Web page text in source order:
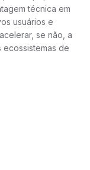
técnica em
usuários e
se não, a
de